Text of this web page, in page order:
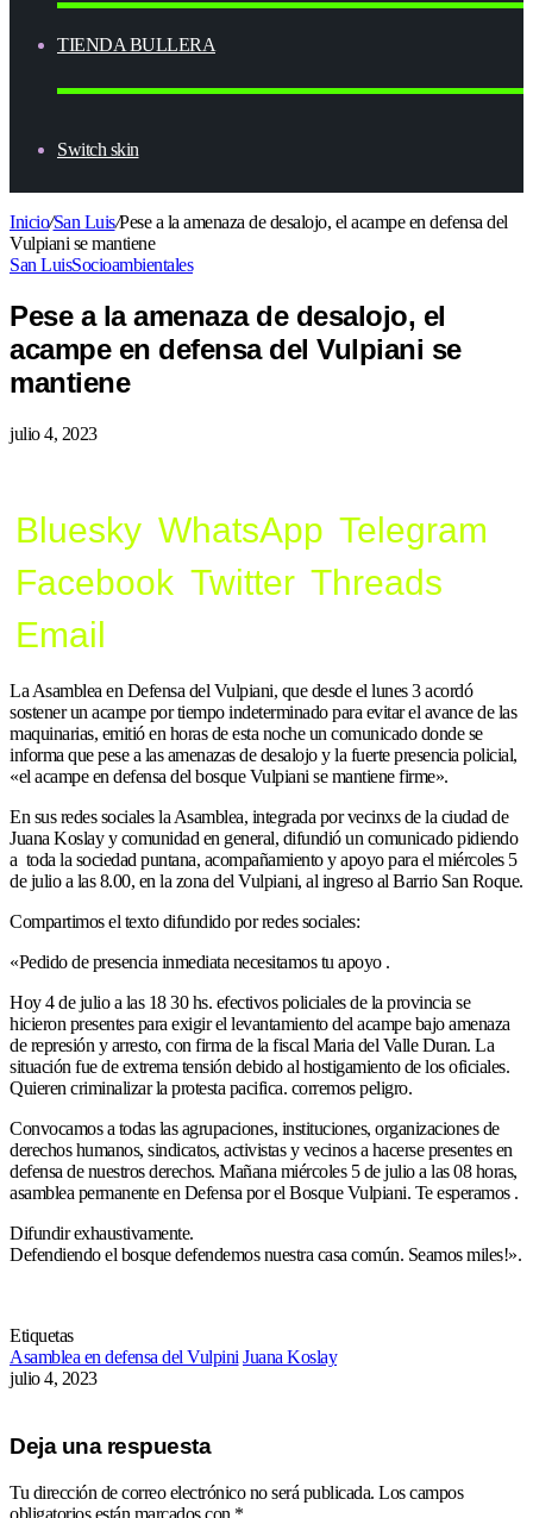
TIENDA BULLERA
Switch skin
Inicio/San Luis/Pese a la amenaza de desalojo, el acampe en defensa del
Vulpiani se mantiene
San LuisSocioambientales
Pese a la amenaza de desalojo, el
acampe en defensa del Vulpiani se
mantiene
julio 4, 2023
Bluesky WhatsApp Telegram
Facebook Twitter Threads
Email
La Asamblea en Defensa del Vulpiani, que desde el lunes 3 acordó
sostener un acampe por tiempo indeterminado para evitar el avance de las
maquinarias, emitió en horas de esta noche un comunicado donde se
informa que pese a las amenazas de desalojo y la fuerte presencia policial,
«el acampe en defensa del bosque Vulpiani se mantiene firme».
En sus redes sociales la Asamblea, integrada por vecinxs de la ciudad de
Juana Koslay y comunidad en general, difundió un comunicado pidiendo
a toda la sociedad puntana, acompañamiento y apoyo para el miércoles 5
de julio a las 8.00, en la zona del Vulpiani, al ingreso al Barrio San Roque.
Compartimos el texto difundido por redes sociales:
«Pedido de presencia inmediata necesitamos tu apoyo .
Hoy 4 de julio a las 18 30 hs. efectivos policiales de la provincia se
hicieron presentes para exigir el levantamiento del acampe bajo amenaza
de represión y arresto, con firma de la fiscal Maria del Valle Duran. La
situación fue de extrema tensión debido al hostigamiento de los oficiales.
Quieren criminalizar la protesta pacifica. corremos peligro.
Convocamos a todas las agrupaciones, instituciones, organizaciones de
derechos humanos, sindicatos, activistas y vecinos a hacerse presentes en
defensa de nuestros derechos. Mañana miércoles 5 de julio a las 08 horas,
asamblea permanente en Defensa por el Bosque Vulpiani. Te esperamos .
Difundir exhaustivamente.
Defendiendo el bosque defendemos nuestra casa común. Seamos miles!».
Etiquetas
Asamblea en defensa del Vulpini Juana Koslay
julio 4, 2023
Deja una respuesta
Tu dirección de correo electrónico no será publicada. Los campos
obligatorios están marcados con *